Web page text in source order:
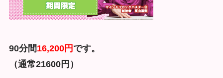
90分間16,200円 です。
（通常21600円）